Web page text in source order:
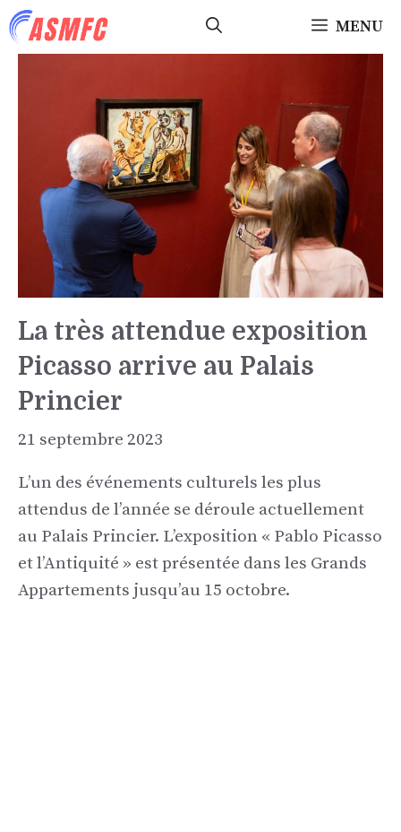
Aller
au
MENU
La très attendue exposition
Picasso arrive au Palais
Princier
21 septembre 2023
L’un des événements culturels les plus
attendus de l’année se déroule actuellement
au Palais Princier. L’exposition « Pablo Picasso
et l’Antiquité » est présentée dans les Grands
Appartements jusqu’au 15 octobre.